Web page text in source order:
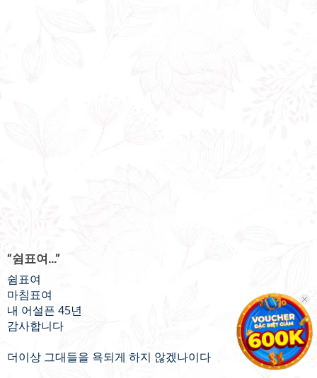
“쉼표여...”
쉼표여
마침표여
내 어설픈 45년
감사합니다
더이상 그대들을 욕되게 하지 않겠나이다